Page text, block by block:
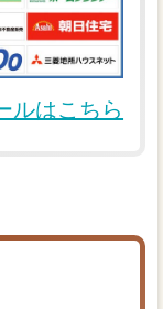
ルはこちら